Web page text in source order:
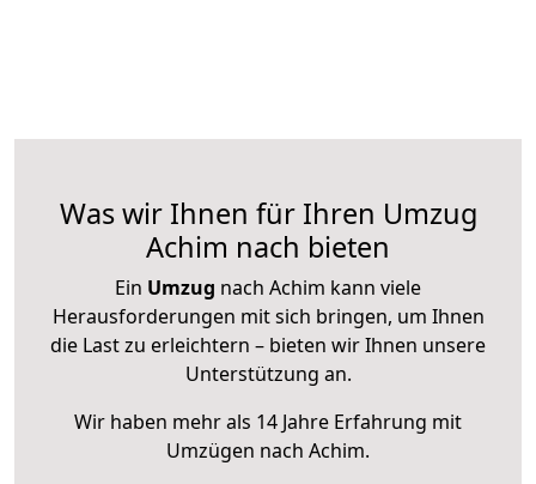
Was wir Ihnen für Ihren Umzug
Achim nach bieten
Ein Umzug nach Achim kann viele
Herausforderungen mit sich bringen, um Ihnen
die Last zu erleichtern – bieten wir Ihnen unsere
Unterstützung an.
Wir haben mehr als 14 Jahre Erfahrung mit
Umzügen nach Achim.